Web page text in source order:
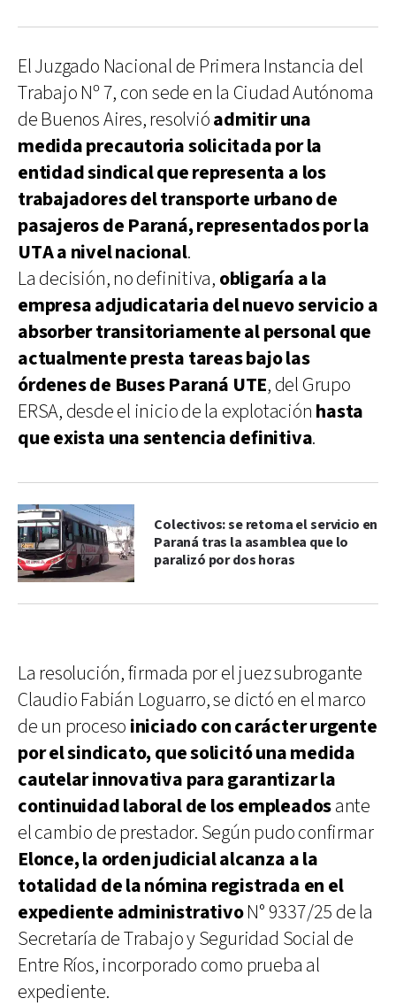
El Juzgado Nacional de Primera Instancia del
Trabajo Nº 7, con sede en la Ciudad Autónoma
de Buenos Aires, resolvióadmitir una
medida precautoria solicitada por la
entidad sindical que representa a los
trabajadores del transporte urbano de
pasajeros de Paraná, representados por la
UTA a nivel nacional.
La decisión, no definitiva, obligaría a la
empresa adjudicataria del nuevo servicio a
absorber transitoriamente al personal que
actualmente presta tareas bajo las
órdenes de Buses Paraná UTE, del Grupo
ERSA, desde el inicio de la explotación hasta
que exista una sentencia definitiva.
Colectivos: se retoma el servicio en
Paraná tras la asamblea que lo
paralizó por dos horas
La resolución, firmada por el juez subrogante
Claudio Fabián Loguarro, se dictó en el marco
de un proceso iniciado con carácter urgente
por el sindicato, que solicitó una medida
cautelar innovativa para garantizar la
continuidad laboral de los empleadosante
el cambio de prestador. Según pudo confirmar
Elonce, la orden judicial alcanza a la
totalidad de la nómina registrada en el
expediente administrativoN° 9337/25 de la
Secretaría de Trabajo y Seguridad Social de
Entre Ríos, incorporado como prueba al
expediente.